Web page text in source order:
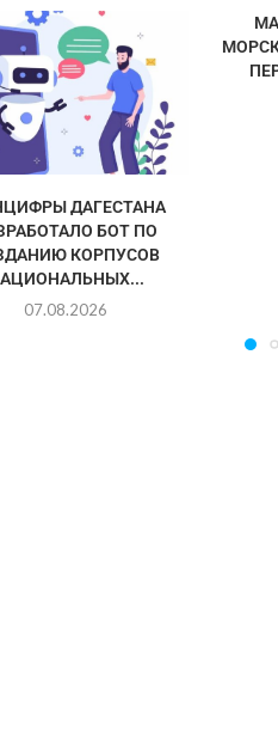
ДАГЕСТАНА
БОТ ПО
КОРПУСОВ
07.08.2026